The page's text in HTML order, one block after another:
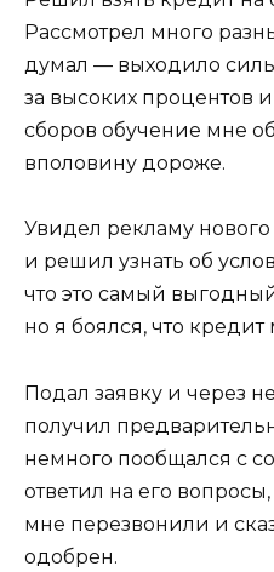
Рассмотрел много
думал — выходило
за высоких процентов
сборов обучение мне
вполовину дороже.
Увидел рекламу нового
и решил узнать об
что это самый
но я боялся, что
Подал заявку и через
получил
немного пообщался с
ответил на его
мне перезвонили и
одобрен.